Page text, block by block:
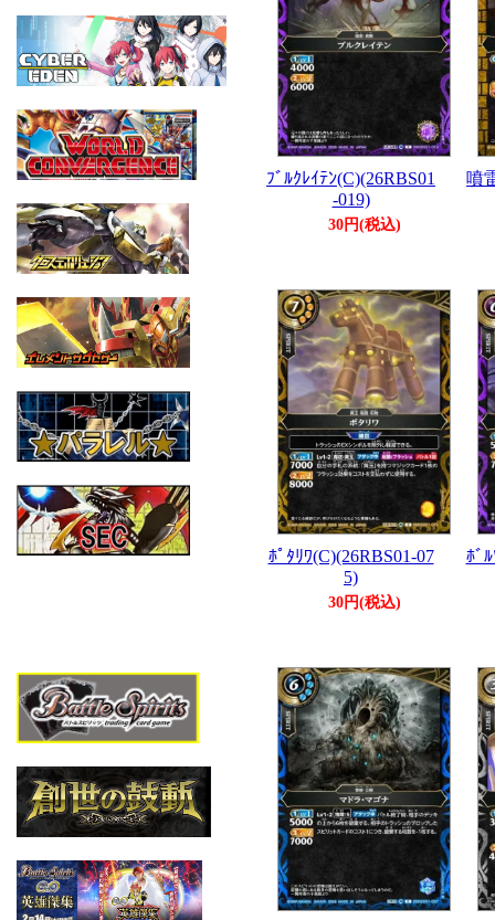
ﾌﾞﾙｸﾚｲﾃﾝ(C)(26RBS01
-019)
30円(税込)
噴
ﾎﾟﾀﾘﾜ(C)(26RBS01-07
5)
30円(税込)
ﾎﾞ